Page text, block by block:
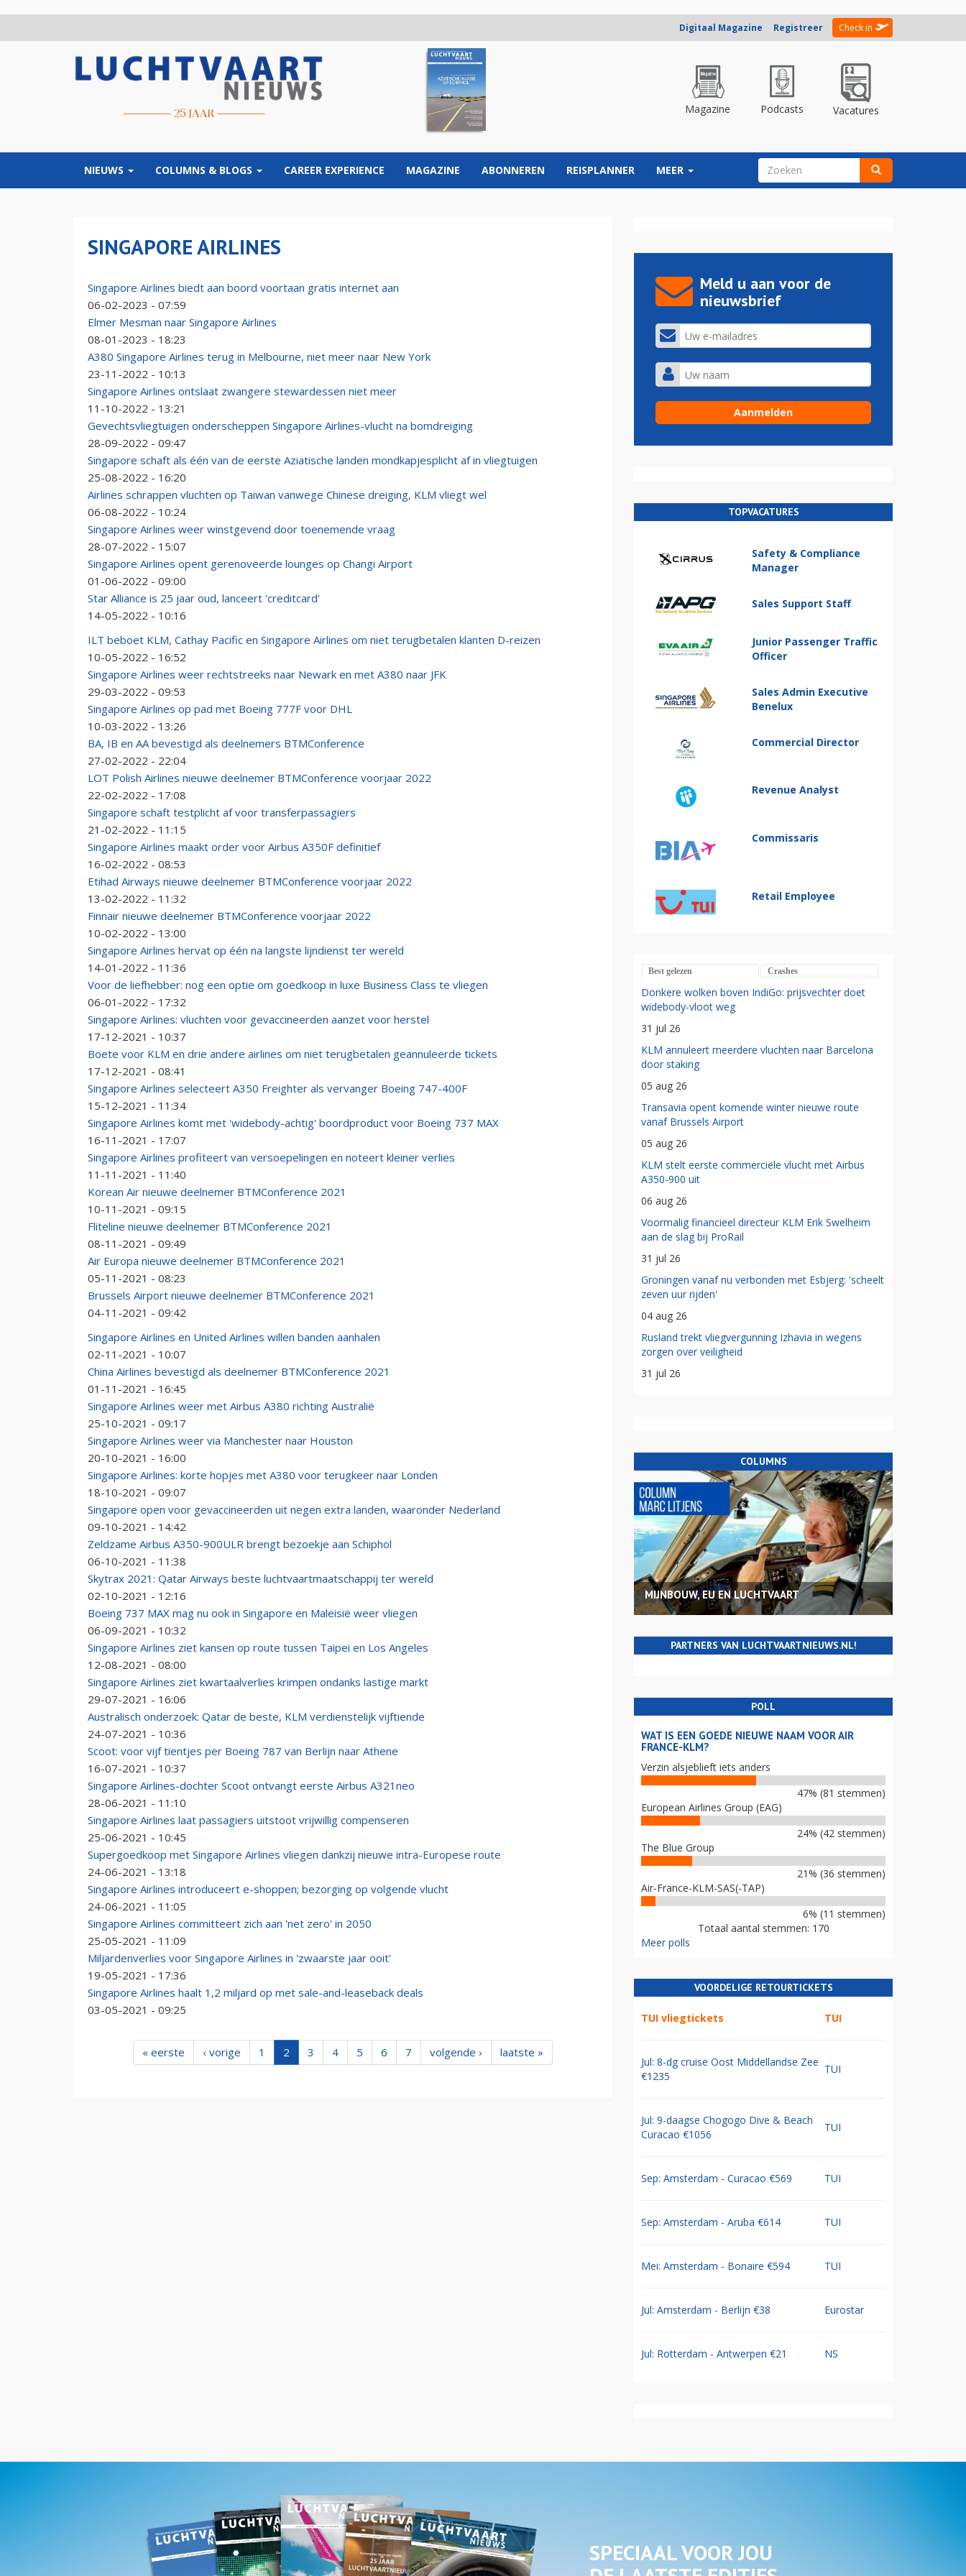
Digitaal Magazine Registreer Check in
Magazine Podcasts Vacatures
NIEUWS COLUMNS & BLOGS CAREER EXPERIENCE MAGAZINE ABONNEREN REISPLANNER MEER ZOEKVELD
SINGAPORE AIRLINES
Singapore Airlines biedt aan boord voortaan gratis internet aan
06-02-2023 - 07:59
Elmer Mesman naar Singapore Airlines
08-01-2023 - 18:23
A380 Singapore Airlines terug in Melbourne, niet meer naar New York
23-11-2022 - 10:13
Singapore Airlines ontslaat zwangere stewardessen niet meer
11-10-2022 - 13:21
Gevechtsvliegtuigen onderscheppen Singapore Airlines-vlucht na bomdreiging
28-09-2022 - 09:47
Singapore schaft als één van de eerste Aziatische landen mondkapjesplicht af in vliegtuigen
25-08-2022 - 16:20
Airlines schrappen vluchten op Taiwan vanwege Chinese dreiging, KLM vliegt wel
06-08-2022 - 10:24
Singapore Airlines weer winstgevend door toenemende vraag
28-07-2022 - 15:07
Singapore Airlines opent gerenoveerde lounges op Changi Airport
01-06-2022 - 09:00
Star Alliance is 25 jaar oud, lanceert 'creditcard'
14-05-2022 - 10:16
ILT beboet KLM, Cathay Pacific en Singapore Airlines om niet terugbetalen klanten D-reizen
10-05-2022 - 16:52
Singapore Airlines weer rechtstreeks naar Newark en met A380 naar JFK
29-03-2022 - 09:53
Singapore Airlines op pad met Boeing 777F voor DHL
10-03-2022 - 13:26
BA, IB en AA bevestigd als deelnemers BTMConference
27-02-2022 - 22:04
LOT Polish Airlines nieuwe deelnemer BTMConference voorjaar 2022
22-02-2022 - 17:08
Singapore schaft testplicht af voor transferpassagiers
21-02-2022 - 11:15
Singapore Airlines maakt order voor Airbus A350F definitief
16-02-2022 - 08:53
Etihad Airways nieuwe deelnemer BTMConference voorjaar 2022
13-02-2022 - 11:32
Finnair nieuwe deelnemer BTMConference voorjaar 2022
10-02-2022 - 13:00
Singapore Airlines hervat op één na langste lijndienst ter wereld
14-01-2022 - 11:36
Voor de liefhebber: nog een optie om goedkoop in luxe Business Class te vliegen
06-01-2022 - 17:32
Singapore Airlines: vluchten voor gevaccineerden aanzet voor herstel
17-12-2021 - 10:37
Boete voor KLM en drie andere airlines om niet terugbetalen geannuleerde tickets
17-12-2021 - 08:41
Singapore Airlines selecteert A350 Freighter als vervanger Boeing 747-400F
15-12-2021 - 11:34
Singapore Airlines komt met 'widebody-achtig' boordproduct voor Boeing 737 MAX
16-11-2021 - 17:07
Singapore Airlines profiteert van versoepelingen en noteert kleiner verlies
11-11-2021 - 11:40
Korean Air nieuwe deelnemer BTMConference 2021
10-11-2021 - 09:15
Fliteline nieuwe deelnemer BTMConference 2021
08-11-2021 - 09:49
Air Europa nieuwe deelnemer BTMConference 2021
05-11-2021 - 08:23
Brussels Airport nieuwe deelnemer BTMConference 2021
04-11-2021 - 09:42
Singapore Airlines en United Airlines willen banden aanhalen
02-11-2021 - 10:07
China Airlines bevestigd als deelnemer BTMConference 2021
01-11-2021 - 16:45
Singapore Airlines weer met Airbus A380 richting Australië
25-10-2021 - 09:17
Singapore Airlines weer via Manchester naar Houston
20-10-2021 - 16:00
Singapore Airlines: korte hopjes met A380 voor terugkeer naar Londen
18-10-2021 - 09:07
Singapore open voor gevaccineerden uit negen extra landen, waaronder Nederland
09-10-2021 - 14:42
Zeldzame Airbus A350-900ULR brengt bezoekje aan Schiphol
06-10-2021 - 11:38
Skytrax 2021: Qatar Airways beste luchtvaartmaatschappij ter wereld
02-10-2021 - 12:16
Boeing 737 MAX mag nu ook in Singapore en Maleisië weer vliegen
06-09-2021 - 10:32
Singapore Airlines ziet kansen op route tussen Taipei en Los Angeles
12-08-2021 - 08:00
Singapore Airlines ziet kwartaalverlies krimpen ondanks lastige markt
29-07-2021 - 16:06
Australisch onderzoek: Qatar de beste, KLM verdienstelijk vijftiende
24-07-2021 - 10:36
Scoot: voor vijf tientjes per Boeing 787 van Berlijn naar Athene
16-07-2021 - 10:37
Singapore Airlines-dochter Scoot ontvangt eerste Airbus A321neo
28-06-2021 - 11:10
Singapore Airlines laat passagiers uitstoot vrijwillig compenseren
25-06-2021 - 10:45
Supergoedkoop met Singapore Airlines vliegen dankzij nieuwe intra-Europese route
24-06-2021 - 13:18
Singapore Airlines introduceert e-shoppen; bezorging op volgende vlucht
24-06-2021 - 11:05
Singapore Airlines committeert zich aan 'net zero' in 2050
25-05-2021 - 11:09
Miljardenverlies voor Singapore Airlines in 'zwaarste jaar ooit'
19-05-2021 - 17:36
Singapore Airlines haalt 1,2 miljard op met sale-and-leaseback deals
03-05-2021 - 09:25
« eerste ‹ vorige 1 2 3 4 5 6 7 volgende › laatste »
Meld u aan voor de
nieuwsbrief
TOPVACATURES
Safety & Compliance
Manager
Sales Support Staff
Junior Passenger Traffic
Officer
Sales Admin Executive
Benelux
Commercial Director
Revenue Analyst
Commissaris
Retail Employee
Best gelezen Crashes
Donkere wolken boven IndiGo: prijsvechter doet
widebody-vloot weg
31 jul 26
KLM annuleert meerdere vluchten naar Barcelona
door staking
05 aug 26
Transavia opent komende winter nieuwe route
vanaf Brussels Airport
05 aug 26
KLM stelt eerste commerciële vlucht met Airbus
A350-900 uit
06 aug 26
Voormalig financieel directeur KLM Erik Swelheim
aan de slag bij ProRail
31 jul 26
Groningen vanaf nu verbonden met Esbjerg: 'scheelt
zeven uur rijden'
04 aug 26
Rusland trekt vliegvergunning Izhavia in wegens
zorgen over veiligheid
31 jul 26
COLUMNS
MIJNBOUW, EU EN LUCHTVAART
PARTNERS VAN LUCHTVAARTNIEUWS.NL!
POLL
WAT IS EEN GOEDE NIEUWE NAAM VOOR AIR
FRANCE-KLM?
Verzin alsjeblieft iets anders
47% (81 stemmen)
European Airlines Group (EAG)
24% (42 stemmen)
The Blue Group
21% (36 stemmen)
Air-France-KLM-SAS(-TAP)
6% (11 stemmen)
Totaal aantal stemmen: 170
Meer polls
VOORDELIGE RETOURTICKETS
TUI vliegtickets TUI
Jul: 8-dg cruise Oost Middellandse Zee
€1235
TUI
Jul: 9-daagse Chogogo Dive & Beach
Curacao €1056
TUI
Sep: Amsterdam - Curacao €569 TUI
Sep: Amsterdam - Aruba €614 TUI
Mei: Amsterdam - Bonaire €594 TUI
Jul: Amsterdam - Berlijn €38 Eurostar
Jul: Rotterdam - Antwerpen €21 NS
SPECIAAL VOOR JOU